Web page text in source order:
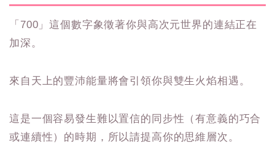
「700」這個數字象徵著你與高次元世界的連結正在
加深。
來自天上的豐沛能量將會引領你與雙生火焰相遇。
這是一個容易發生難以置信的同步性（有意義的巧合
或連續性）的時期，所以請提高你的思維層次。